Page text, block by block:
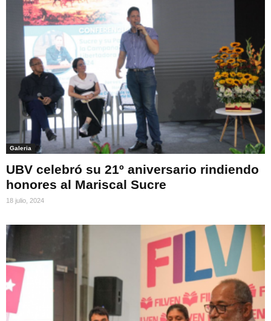
Galeria
UBV celebró su 21º aniversario rindiendo
honores al Mariscal Sucre
18 julio, 2024